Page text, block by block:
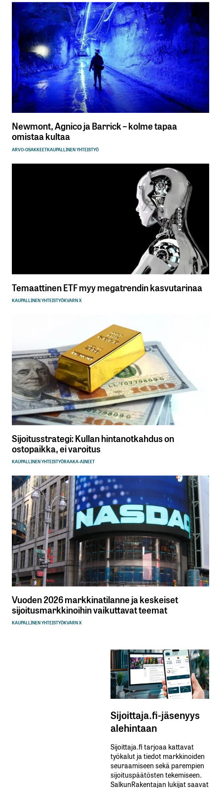
Newmont, Agnico ja Barrick – kolme tapaa
omistaa kultaa
ARVO-OSAKKEETKAUPALLINEN YHTEISTYÖ
Temaattinen ETF myy megatrendin kasvutarinaa
KAUPALLINEN YHTEISTYÖKVARN X
Sijoitusstrategi: Kullan hintanotkahdus on
ostopaikka, ei varoitus
KAUPALLINEN YHTEISTYÖRAAKA-AINEET
Vuoden 2026 markkinatilanne ja keskeiset
sijoitusmarkkinoihin vaikuttavat teemat
KAUPALLINEN YHTEISTYÖKVARN X
Sijoittaja.fi-jäsenyys
alehintaan
Sijoittaja.fi tarjoaa kattavat
työkalut ja tiedot markkinoiden
seuraamiseen sekä parempien
sijoituspäätösten tekemiseen.
SalkunRakentajan lukijat saavat